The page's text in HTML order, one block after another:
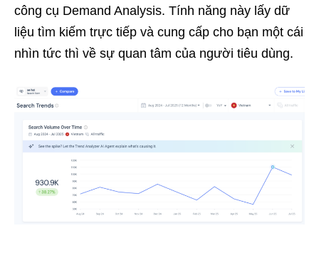
công cụ Demand Analysis. Tính năng này lấy dữ
liệu tìm kiếm trực tiếp và cung cấp cho bạn một cái
nhìn tức thì về sự quan tâm của người tiêu dùng.